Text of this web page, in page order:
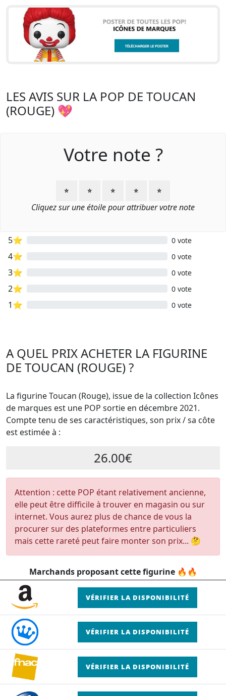
LES AVIS SUR LA POP DE TOUCAN
(ROUGE) 💖
Votre note ?
⭐ ⭐ ⭐ ⭐ ⭐
Cliquez sur une étoile pour attribuer votre note
5⭐ 0 vote
4⭐ 0 vote
3⭐ 0 vote
2⭐ 0 vote
1⭐ 0 vote
A QUEL PRIX ACHETER LA FIGURINE
DE TOUCAN (ROUGE) ?
La figurine Toucan (Rouge), issue de la collection Icônes
de marques est une POP sortie en décembre 2021.
Compte tenu de ses caractéristiques, son prix / sa côte
est estimée à :
26.00€
Attention : cette POP étant relativement ancienne,
elle peut être difficile à trouver en magasin ou sur
internet. Vous aurez plus de chance de vous la
procurer sur des plateformes entre particuliers
mais cette rareté peut faire monter son prix... 🤔
Marchands proposant cette figurine 🔥🔥
VÉRIFIER LA DISPONIBILITÉ
VÉRIFIER LA DISPONIBILITÉ
VÉRIFIER LA DISPONIBILITÉ